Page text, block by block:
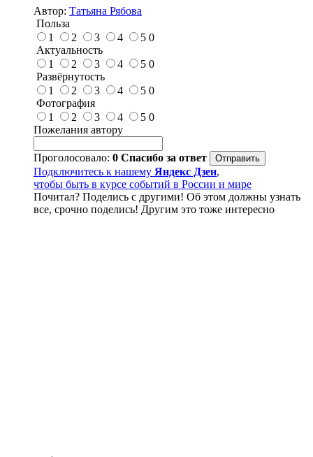
Автор: Татьяна Рябова
Польза
1
2 3 4 5 0
Актуальность
1
2 3 4 5 0
Развёрнутость
1
2 3 4 5 0
Фотография
1
2 3 4 5 0
Пожелания автору
Проголосовало: 0 Спасибо за ответ
Подключитесь к нашему Яндекс Дзен,
чтобы быть в курсе событий в России и мире
Почитал? Поделись с другими! Об этом должны узнать
все, срочно поделись! Другим это тоже интересно